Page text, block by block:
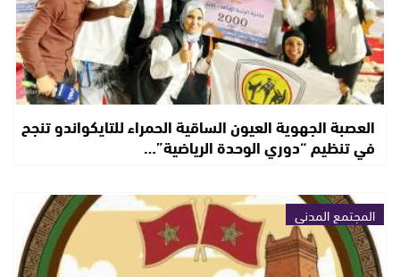
العصبة الجهوية العيون الساقية الحمراء للتايكواندو تنجح
في تنظيم “دوري الوحدة الرياضية”…
المجتمع المدني